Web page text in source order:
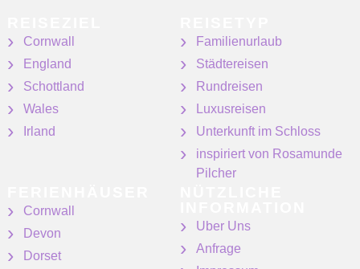
Cornwall
England
Schottland
Wales
Irland
Familienurlaub
Städtereisen
Rundreisen
Luxusreisen
Unterkunft im Schloss
inspiriert von Rosamunde
Pilcher
Cornwall
Devon
Dorset
Uber Uns
Anfrage